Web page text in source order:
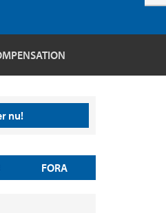
nu!
FORA